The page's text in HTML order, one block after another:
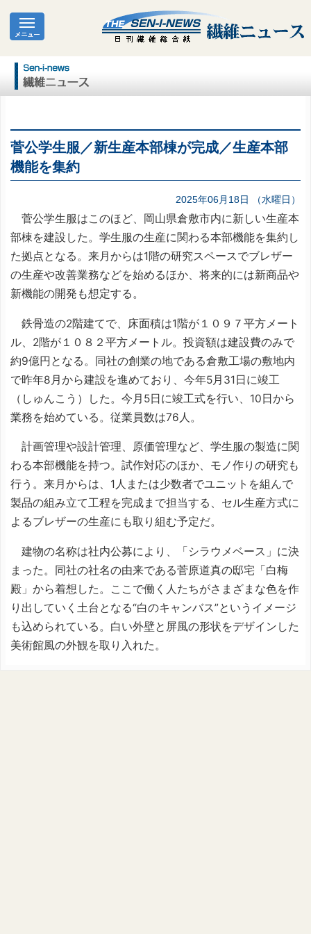
菅公学生服／新生産本部棟が完成／生産本部
機能を集約
2025年06月18日 （水曜日）
菅公学生服はこのほど、岡山県倉敷市内に新しい生産本
部棟を建設した。学生服の生産に関わる本部機能を集約し
た拠点となる。来月からは1階の研究スペースでブレザー
の生産や改善業務などを始めるほか、将来的には新商品や
新機能の開発も想定する。
鉄骨造の2階建てで、床面積は1階が１０９７平方メート
ル、2階が１０８２平方メートル。投資額は建設費のみで
約9億円となる。同社の創業の地である倉敷工場の敷地内
で昨年8月から建設を進めており、今年5月31日に竣工
（しゅんこう）した。今月5日に竣工式を行い、10日から
業務を始めている。従業員数は76人。
計画管理や設計管理、原価管理など、学生服の製造に関
わる本部機能を持つ。試作対応のほか、モノ作りの研究も
行う。来月からは、1人または少数者でユニットを組んで
製品の組み立て工程を完成まで担当する、セル生産方式に
よるブレザーの生産にも取り組む予定だ。
建物の名称は社内公募により、「シラウメベース」に決
まった。同社の社名の由来である菅原道真の邸宅「白梅
殿」から着想した。ここで働く人たちがさまざまな色を作
り出していく土台となる“白のキャンバス”というイメージ
も込められている。白い外壁と屏風の形状をデザインした
美術館風の外観を取り入れた。